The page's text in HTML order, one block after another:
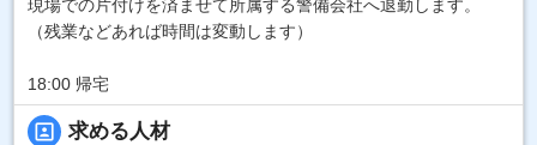
現場での片付けを済ませて所属する警備会社へ退勤します。
（残業などあれば時間は変動します）
18:00 帰宅
portrait 求める人材